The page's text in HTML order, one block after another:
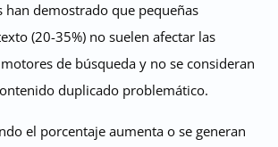
han demostrado que pequeñas
(20-35%) no suelen afectar las
de búsqueda y no se consideran
duplicado problemático.
el porcentaje aumenta o se generan